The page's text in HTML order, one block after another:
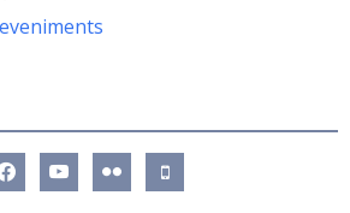
youtube flickr mobile